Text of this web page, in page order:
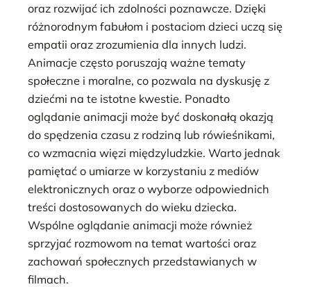
oraz rozwijać ich zdolności poznawcze. Dzięki
różnorodnym fabułom i postaciom dzieci uczą się
empatii oraz zrozumienia dla innych ludzi.
Animacje często poruszają ważne tematy
społeczne i moralne, co pozwala na dyskusję z
dziećmi na te istotne kwestie. Ponadto
oglądanie animacji może być doskonałą okazją
do spędzenia czasu z rodziną lub rówieśnikami,
co wzmacnia więzi międzyludzkie. Warto jednak
pamiętać o umiarze w korzystaniu z mediów
elektronicznych oraz o wyborze odpowiednich
treści dostosowanych do wieku dziecka.
Wspólne oglądanie animacji może również
sprzyjać rozmowom na temat wartości oraz
zachowań społecznych przedstawianych w
filmach.